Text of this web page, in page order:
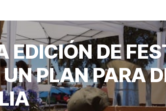
EDICIÓN DE
PLAN PARA